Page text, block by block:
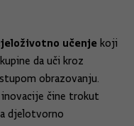
učenje koji
da uči kroz
obrazovanju.
čine trokut
djelotvorno